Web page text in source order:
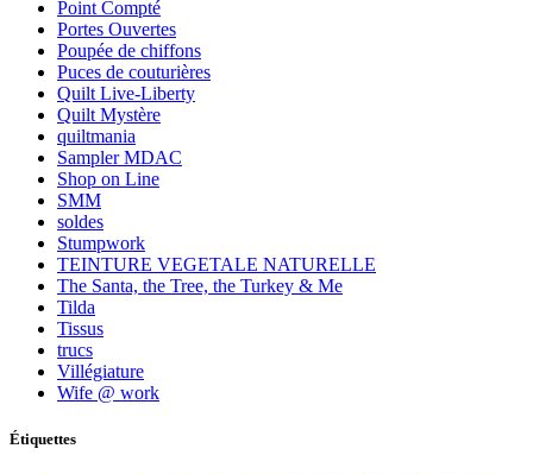
Point Compté
Portes Ouvertes
Poupée de chiffons
Puces de couturières
Quilt Live-Liberty
Quilt Mystère
quiltmania
Sampler MDAC
Shop on Line
SMM
soldes
Stumpwork
TEINTURE VEGETALE NATURELLE
The Santa, the Tree, the Turkey & Me
Tilda
Tissus
trucs
Villégiature
Wife @ work
Étiquettes